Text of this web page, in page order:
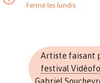
Fermé les lundis
Artiste faisant
festival
Gabriel